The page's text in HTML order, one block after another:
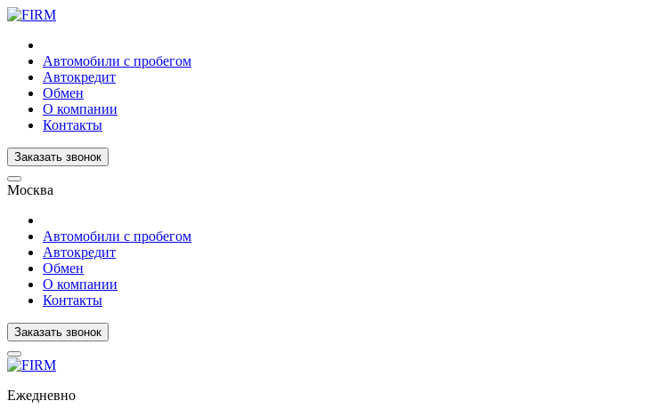
Автомобили с пробегом
Автокредит
Обмен
О компании
Контакты
Заказать звонок
Москва
Автомобили с пробегом
Автокредит
Обмен
О компании
Контакты
Заказать звонок
Ежедневно